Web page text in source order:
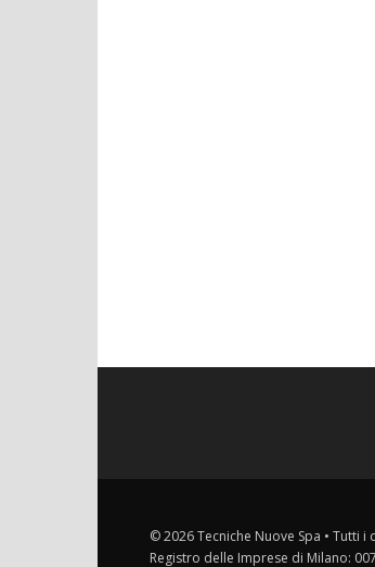
© 2026 Tecniche Nuove Spa • Tutti
Registro delle Imprese di Milano: